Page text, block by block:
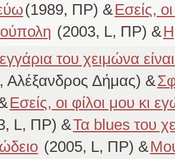
(1989, ΠΡ) &Εσείς,
(2003, L, ΠΡ) &
του χειμώνα
Δήμας) &
Εσείς, οι φίλοι μου κι
L, ΠΡ) &Τα blues του
(2005, L, ΠΡ) &